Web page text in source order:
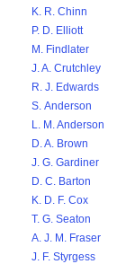
K. R. Chinn
P. D. Elliott
M. Findlater
J. A. Crutchley
R. J. Edwards
S. Anderson
L. M. Anderson
D. A. Brown
J. G. Gardiner
D. C. Barton
K. D. F. Cox
T. G. Seaton
A. J. M. Fraser
J. F. Styrgess